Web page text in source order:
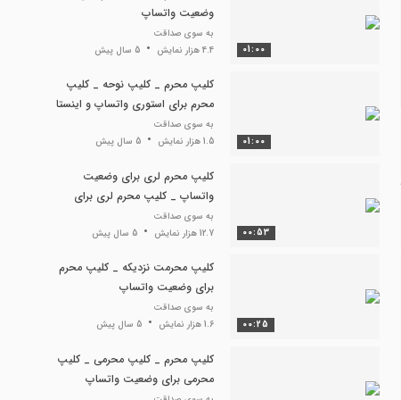
01:00
وضعیت واتساپ
به سوی صداقت
4.4 هزار نمایش
5 سال پیش
01:00
کلیپ محرم _ کلیپ نوحه _ کلیپ
محرم برای استوری واتساپ و اینستا
به سوی صداقت
1.5 هزار نمایش
5 سال پیش
00:53
کلیپ محرم لری برای وضعیت
واتساپ _ کلیپ محرم لری برای
استوری اینستا
به سوی صداقت
12.7 هزار نمایش
5 سال پیش
00:25
کلیپ محرمت نزدیکه _ کلیپ محرم
برای وضعیت واتساپ
به سوی صداقت
1.6 هزار نمایش
5 سال پیش
کلیپ محرم _ کلیپ محرمی _ کلیپ
محرمی برای وضعیت واتساپ